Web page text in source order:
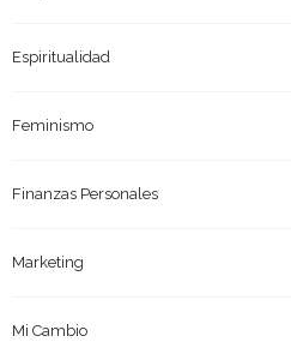
Espiritualidad
Feminismo
Finanzas Personales
Marketing
Mi Cambio